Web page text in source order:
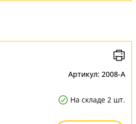
Артикул: 2008-A
На складе 2 шт.